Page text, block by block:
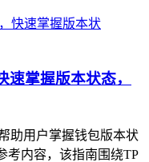
掌握版本状态，
助用户掌握钱包版本状
考内容，该指南围绕TP